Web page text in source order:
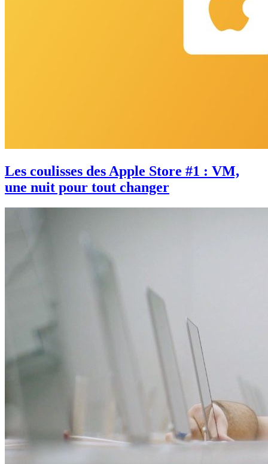
Les coulisses des Apple Store #1 : VM,
une nuit pour tout changer